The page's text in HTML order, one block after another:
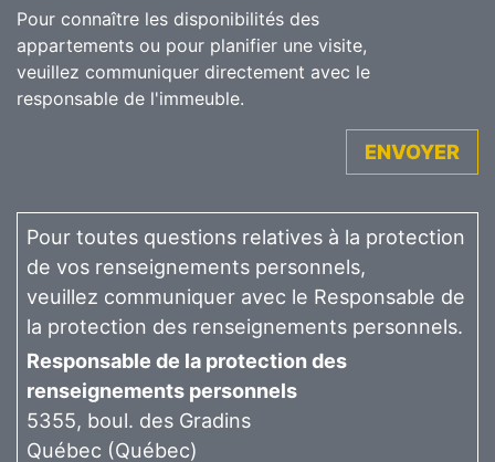
Pour connaître les disponibilités des
appartements ou pour planifier une visite,
veuillez communiquer directement avec le
responsable de l'immeuble.
ENVOYER
Pour toutes questions relatives à la protection
de vos renseignements personnels,
veuillez communiquer avec le Responsable de
la protection des renseignements personnels.
Responsable de la protection des
renseignements personnels
5355, boul. des Gradins
Québec (Québec)